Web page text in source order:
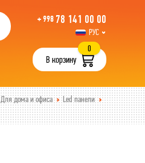
+ 998 78 141 00 00
РУС
UZB
В корзину
0
Для дома и офиса
Led панели